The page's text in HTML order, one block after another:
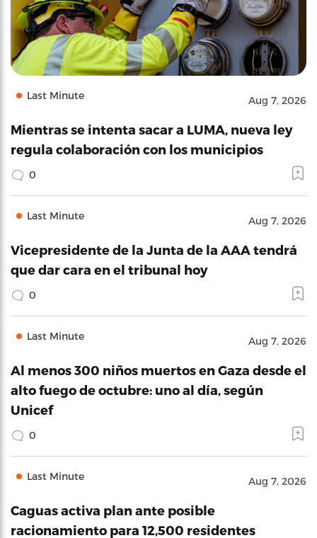
Last Minute Aug 7, 2026
Mientras se intenta sacar a LUMA, nueva ley
regula colaboración con los municipios
0
Last Minute Aug 7, 2026
Vicepresidente de la Junta de la AAA tendrá
que dar cara en el tribunal hoy
0
Last Minute Aug 7, 2026
Al menos 300 niños muertos en Gaza desde el
alto fuego de octubre: uno al día, según
Unicef
0
Last Minute Aug 7, 2026
Caguas activa plan ante posible
racionamiento para 12,500 residentes